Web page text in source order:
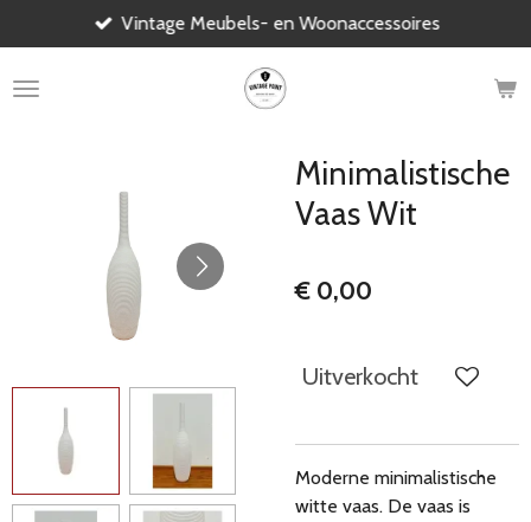
direct
naar
Vintage Meubels- en Woonaccessoires
Minimalistische
Vaas Wit
€ 0,00
Uitverkocht
Moderne minimalistische
witte vaas. De vaas is